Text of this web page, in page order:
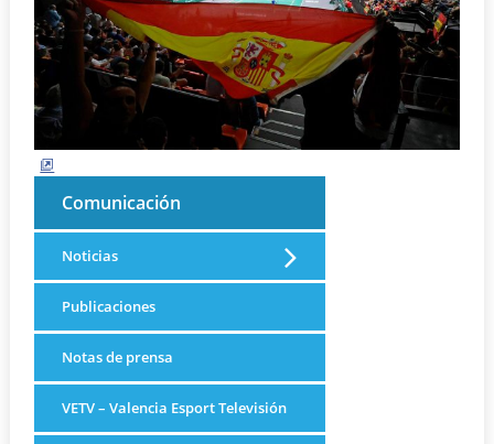
Comunicación
Noticias
Publicaciones
Notas de prensa
VETV – Valencia Esport Televisión